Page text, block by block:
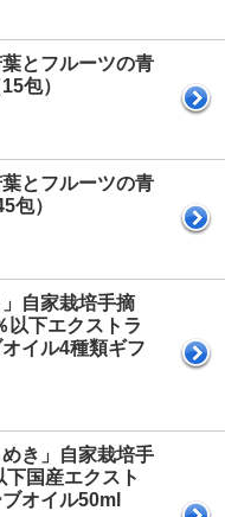
とフルーツの青
包）
とフルーツの青
包）
」自家栽培手摘
以下エクストラ
イル4種類ギフ
めき」自家栽培手
国産エクスト
オイル50ml